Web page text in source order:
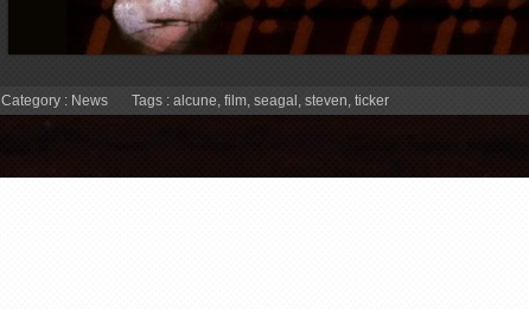
Category : News Tags : alcune, film, seagal , steven, ticker